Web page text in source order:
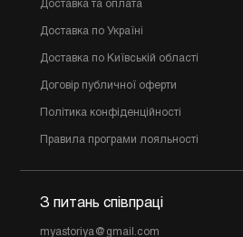
Доставка та оплата
Доставка по Україні
Доставка по Київській області
Договір публичної оферти
Політика конфіденційності
Правила програми лояльності
З питань співпраці
myastoriya@gmail.com